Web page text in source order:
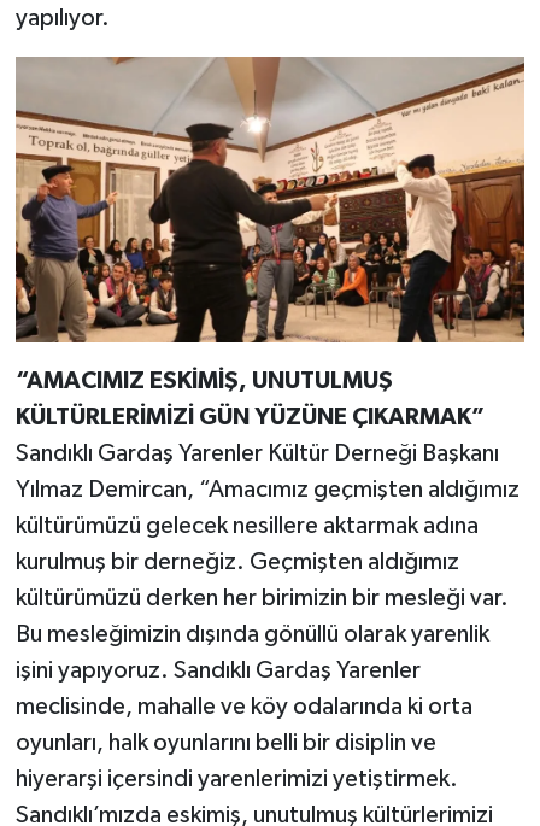
yapılıyor.
“AMACIMIZ ESKİMİŞ, UNUTULMUŞ
KÜLTÜRLERİMİZİ GÜN YÜZÜNE ÇIKARMAK”
Sandıklı Gardaş Yarenler Kültür Derneği Başkanı
Yılmaz Demircan, “Amacımız geçmişten aldığımız
kültürümüzü gelecek nesillere aktarmak adına
kurulmuş bir derneğiz. Geçmişten aldığımız
kültürümüzü derken her birimizin bir mesleği var.
Bu mesleğimizin dışında gönüllü olarak yarenlik
işini yapıyoruz. Sandıklı Gardaş Yarenler
meclisinde, mahalle ve köy odalarında ki orta
oyunları, halk oyunlarını belli bir disiplin ve
hiyerarşi içersindi yarenlerimizi yetiştirmek.
Sandıklı’mızda eskimiş, unutulmuş kültürlerimizi